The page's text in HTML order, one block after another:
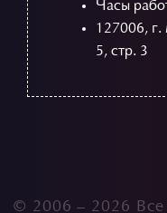
Часы
127006, г.
5, стр. 3
© 2006 – 2026